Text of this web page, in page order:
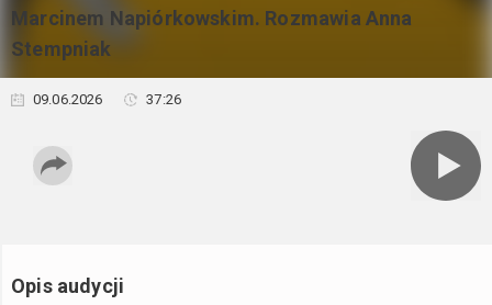
Marcinem Napiórkowskim. Rozmawia Anna
Stempniak
09.06.2026 37:26
Opis audycji